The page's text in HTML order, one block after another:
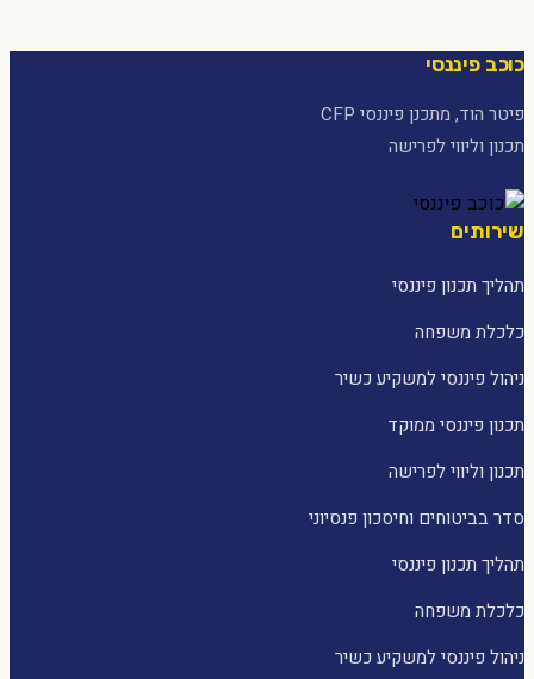
כוכב פיננסי
פיטר הוד, מתכנן פיננסי CFP
תכנון וליווי לפרישה
שירותים
תהליך תכנון פיננסי
כלכלת משפחה
ניהול פיננסי למשקיע כשיר
תכנון פיננסי ממוקד
תכנון וליווי לפרישה
סדר בביטוחים וחיסכון פנסיוני
תהליך תכנון פיננסי
כלכלת משפחה
ניהול פיננסי למשקיע כשיר